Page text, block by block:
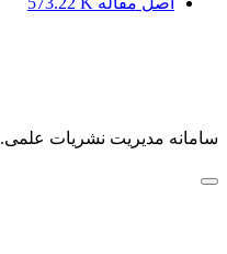
سامانه مدیریت نشریات علمی.